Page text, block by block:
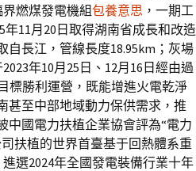
燃煤發電機組包養意思 ，一期工
年11月20日取得湖南省成長和改造
自長江，管線長度18.95km；灰場
年10月25日、12月16日經由過
標勝利運營，既能增進火電乾淨
甚至中部地域動力保供需求，推
中國電力扶植企業協會評為“電力
扶植的世界首臺基于回熱體系重
選2024年全國發電裝備行業十年